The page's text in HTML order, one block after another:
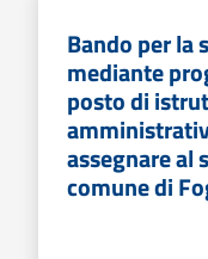
Bando per la
mediante
posto di
assegnare al
comune di